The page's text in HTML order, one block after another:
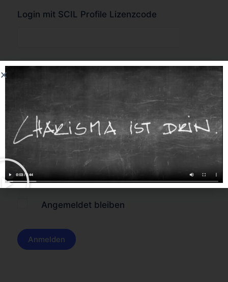
Login mit SCIL Profile Lizenzcode
Forgot Password?
Angemeldet bleiben